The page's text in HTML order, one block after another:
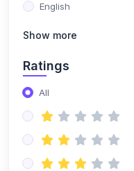
English
Show more
Ratings
All